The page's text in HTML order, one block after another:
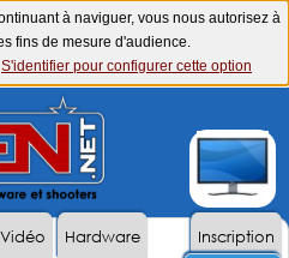
à naviguer, vous nous autorisez à
fins de mesure d'audience.
S'identifier pour configurer cette option
Inscription
Hardware